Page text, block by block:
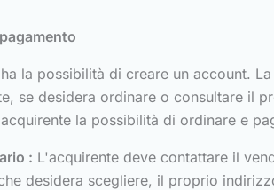
la possibilità di creare un account.
se desidera ordinare o consultare
la possibilità di ordinare e
: L'acquirente deve contattare il
desidera scegliere, il proprio